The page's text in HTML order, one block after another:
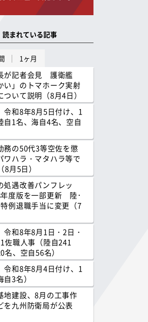
読まれている記事
1ヶ月
が記者会見 護衛艦
い」のトマホーク実射
ついて説明（8月4日）
和8年8月5日付け、1
自1名、海自4名、空自
務の50代3等空佐を懲
ハラ・マタハラ等で
月5日）
処遇改善パンフレッ
年度版を一部更新 陸･
例退職手当に変更（7
和8年8月1日・2日・
佐職人事（陸自241
名、空自56名）
和8年8月4日付け、1
3名）
地建設、8月の工事作
を九州防衛局が公表